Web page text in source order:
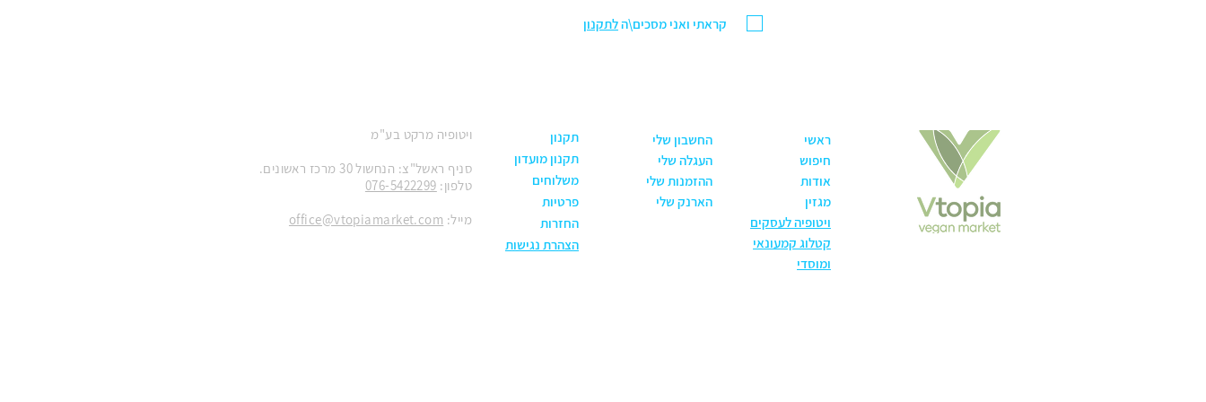
קראתי ואני מסכים\הלתקנון
ויטופיה מרקט בע"מ
סניף ראשל"צ: הנחשול 30 מרכז ראשונים.
טלפון: 076-5422299
מייל: office@vtopiamarket.com
תקנון
תקנון מועדון
משלוחים
פרטיות
החזרות
הצהרת נגישות
החשבון שלי
העגלה שלי
ההזמנות שלי
הארנק שלי
ראשי
חיפוש
אודות
מגזין
ויטופיה לעסקים
קטלוג קמעונאי
ומוסדי